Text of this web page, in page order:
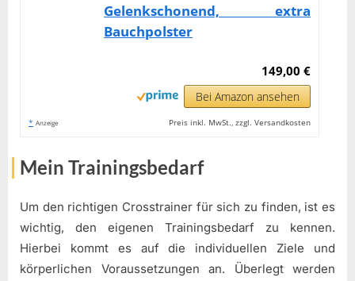
Gelenkschonend, extra
Bauchpolster
149,00 €
Bei Amazon ansehen
* Anzeige Preis inkl. MwSt., zzgl. Versandkosten
Mein Trainingsbedarf
Um den richtigen Crosstrainer für sich zu finden, ist es
wichtig, den eigenen Trainingsbedarf zu kennen.
Hierbei kommt es auf die individuellen Ziele und
körperlichen Voraussetzungen an. Überlegt werden